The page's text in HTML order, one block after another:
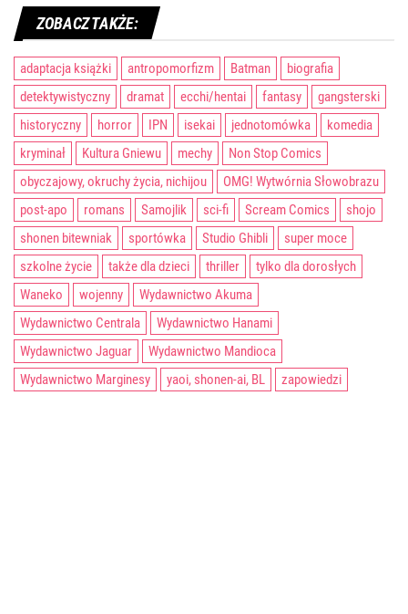
ZOBACZ TAKŻE:
adaptacja książki antropomorfizm Batman
biografia
detektywistyczny
dramat ecchi/hentai fantasy
gangsterski
historyczny
horror IPN isekai jednotomówka
komedia
kryminał
Kultura Gniewu mechy
Non Stop Comics
obyczajowy, okruchy życia, nichijou
OMG! Wytwórnia Słowobrazu
post-apo
romans Samojlik sci-fi Scream Comics
shojo
shonen bitewniak
sportówka Studio Ghibli
super moce
szkolne życie
także dla dzieci thriller
tylko dla dorosłych
Waneko
wojenny
Wydawnictwo Akuma
Wydawnictwo Centrala
Wydawnictwo Hanami
Wydawnictwo Jaguar
Wydawnictwo Mandioca
Wydawnictwo Marginesy
yaoi, shonen-ai, BL zapowiedzi